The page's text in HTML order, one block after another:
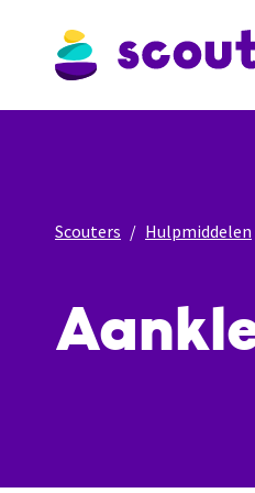
Scouters Hulpmiddelen